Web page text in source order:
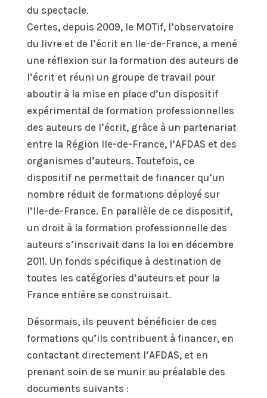
du spectacle.
Certes, depuis 2009, le MOTif, l’observatoire
du livre et de l’écrit en Ile-de-France, a mené
une réflexion sur la formation des auteurs de
l’écrit et réuni un groupe de travail pour
aboutir à la mise en place d’un dispositif
expérimental de formation professionnelles
des auteurs de l’écrit, grâce à un partenariat
entre la Région Ile-de-France, l’AFDAS et des
organismes d’auteurs. Toutefois, ce
dispositif ne permettait de financer qu’un
nombre réduit de formations déployé sur
l’Ile-de-France. En parallèle de ce dispositif,
un droit à la formation professionnelle des
auteurs s’inscrivait dans la loi en décembre
2011. Un fonds spécifique à destination de
toutes les catégories d’auteurs et pour la
France entière se construisait.
Désormais, ils peuvent bénéficier de ces
formations qu’ils contribuent à financer, en
contactant directement l’AFDAS, et en
prenant soin de se munir au préalable des
documents suivants :